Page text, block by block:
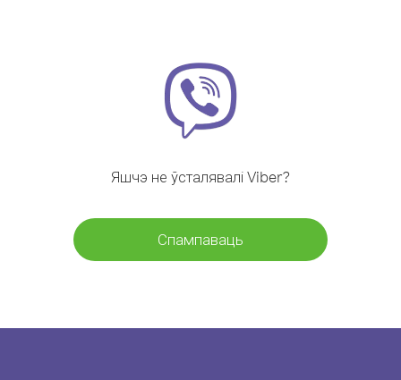
Яшчэ не ўсталявалі Viber?
Спампаваць